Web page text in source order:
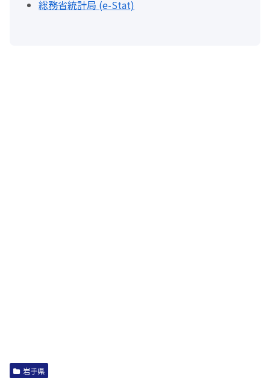
総務省統計局 (e-Stat)
岩手県